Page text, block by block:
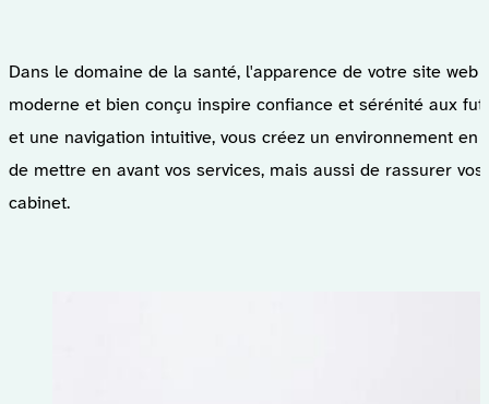
Dans le domaine de la santé, l'apparence de votre site
moderne et bien conçu inspire confiance et sérénité aux
et une navigation intuitive, vous créez un environnement
de mettre en avant vos services, mais aussi de rassurer
cabinet.